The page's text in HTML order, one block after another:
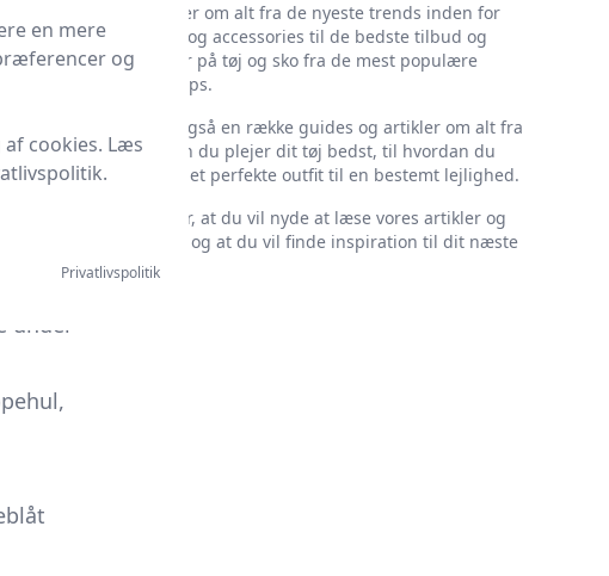
under
Vi skriver om alt fra de nyeste trends inden for
tøj, sko og accessories til de bedste tilbud og
rabatter på tøj og sko fra de mest populære
webshops.
Vi har også en række guides og artikler om alt fra
hvordan du plejer dit tøj bedst, til hvordan du
finder det perfekte outfit til en bestemt lejlighed.
Vi håber, at du vil nyde at læse vores artikler og
guides, og at du vil finde inspiration til dit næste
køb.
en mere
og
cookies. Læs
Privatlivspolitik